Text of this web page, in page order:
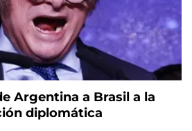
Argentina a Brasil a la
diplomática